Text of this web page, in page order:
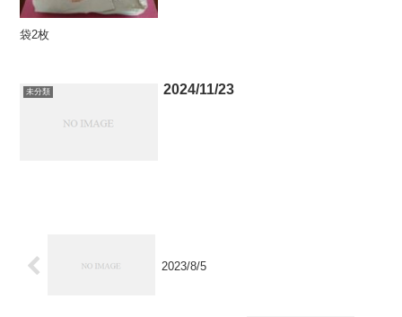
袋2枚
未分類 2024/11/23
2023/8/5